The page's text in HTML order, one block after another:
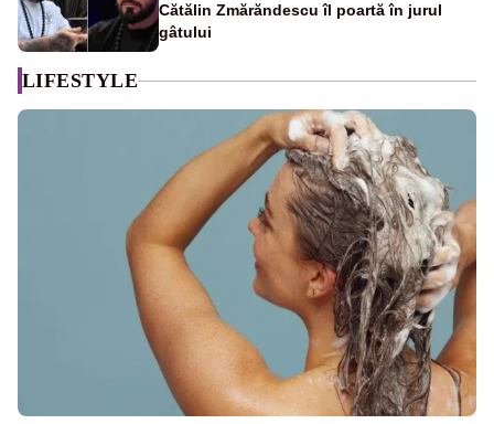
Cătălin Zmărăndescu îl poartă în jurul
gâtului
LIFESTYLE